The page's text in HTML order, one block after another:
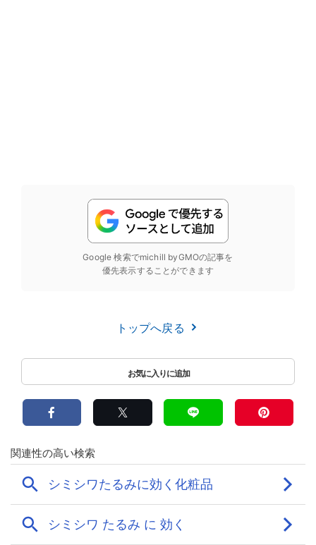
Google 検索でmichill byGMOの記事を
優先表示することができます
トップへ戻る